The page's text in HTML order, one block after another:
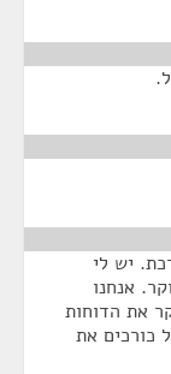
יש לי
אנחנו
את הדוחות
כורכים את